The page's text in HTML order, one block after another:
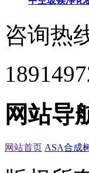
咨询热
网站导
网站首页 ASA合成